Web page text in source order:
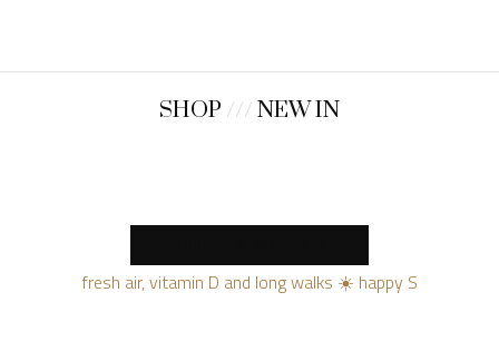
SHOP ///NEW IN
fresh air, vitamin D and long walks ☀️ happy S